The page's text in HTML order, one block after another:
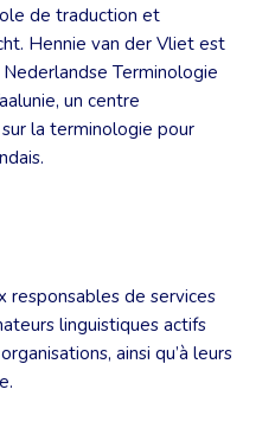
de traduction et
Hennie van der Vliet est
Terminologie
un centre
la terminologie pour
responsables de services
linguistiques actifs
ainsi qu’à leurs